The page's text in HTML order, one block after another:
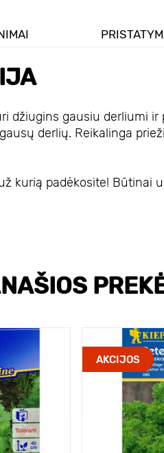
džiugins gausiu derliumi ir
derlių. Reikalinga
kurią padėkosite! Būtinai
AKCIJOS